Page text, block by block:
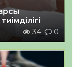
34 0